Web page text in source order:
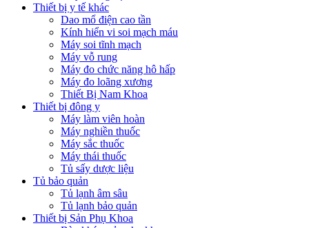
Thiết bị y tế khác
Dao mổ điện cao tần
Kính hiển vi soi mạch máu
Máy soi tĩnh mạch
Máy vỗ rung
Máy đo chức năng hô hấp
Máy đo loãng xương
Thiết Bị Nam Khoa
Thiết bị đông y
Máy làm viên hoàn
Máy nghiền thuốc
Máy sắc thuốc
Máy thái thuốc
Tủ sấy dược liệu
Tủ bảo quản
Tủ lạnh âm sâu
Tủ lạnh bảo quản
Thiết bị Sản Phụ Khoa